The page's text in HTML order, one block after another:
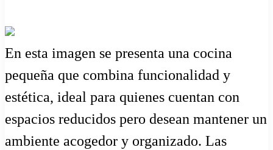
En esta imagen se presenta una cocina
pequeña que combina funcionalidad y
estética, ideal para quienes cuentan con
espacios reducidos pero desean mantener un
ambiente acogedor y organizado. Las